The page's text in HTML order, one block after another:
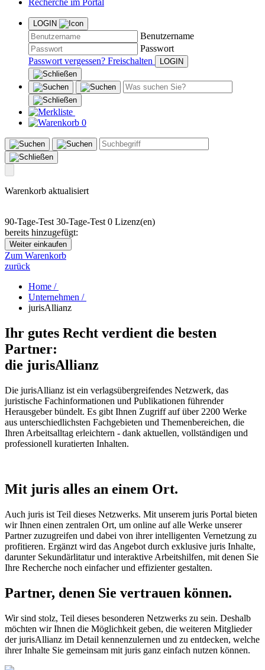
Recherche im Portal
LOGIN
Benutzername
Passwort
Passwort vergessen? Freischalten
0
Warenkorb aktualisiert
90-Tage-Test 30-Tage-Test 0 Lizenz(en)
bereits hinzugefügt:
Weiter einkaufen
Zum Warenkorb
zurück
Home /
Unternehmen /
jurisAllianz
Ihr gutes Recht ‍verdient die besten
‍Partner:
‍die jurisAllianz
Die jurisAllianz ist ein verlagsübergreifendes Netzwerk, das
juristische Fachinformationen und Publikationen führender
Herausgeber bündelt. Es gibt Ihnen Zugriff auf über 2200 Werke
aus unterschiedlichsten Fachgebieten und Themenbereichen, die
Ihren Arbeitsalltag erleichtern - dank aktuellen, vollständigen und
professionell kuratierten Inhalten.
Mit juris alles an einem Ort.
Auch juris ist Teil dieses Netzwerks. Mit unserem juris Portal bieten
wir Ihnen einen zentralen Ort, um online auf alle Werke unserer
Partner zuzugreifen und dabei von ihrer intelligenten Vernetzung zu
profitieren. Ergänzt wird das Angebot durch exklusive juris Inhalte,
darunter Sekundärlitatur und interaktive Arbeitshilfen, mit denen Sie
Ihre Recherche noch einfacher und effizienter gestalten.
Partner, denen Sie vertrauen können.
Wir sind stolz, Teil dieses besonderen Netzwerks zu sein. Deshalb
möchten wir Ihnen die Möglichkeit geben, die weiteren Mitglieder
der jurisAllianz im Detail kennenzulernen und zu entdecken, welche
ihrer Inhalte Sie gemeinsam mit juris ganz einfach nutzen können.